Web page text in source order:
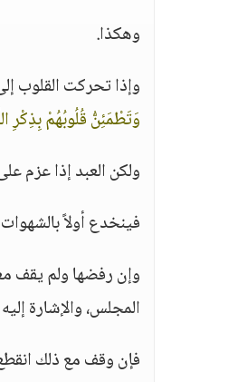
وهكذا.
وإذا تحركت القلوب
وَتَطْمَئِنُّ قُلُوبُهُمْ بِذِكْرِ
ولكن العبد إذا عزم
فينخدع أولاً
وإن رفضها ولم يقف
المجلس، والإشارة
فإن وقف مع ذلك